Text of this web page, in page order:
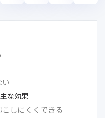
な効果
しにくくできる